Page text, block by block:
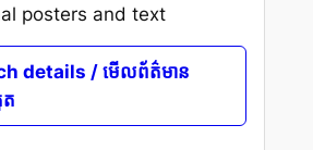
posters and text
details / មើលព័ត៌មាន
ត